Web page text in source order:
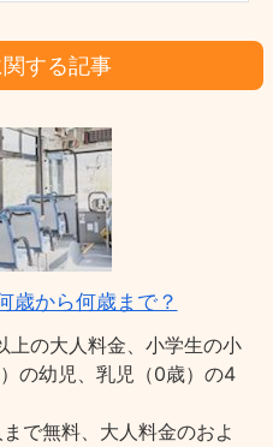
する記事
歳から何歳まで？
上の大人料金、小学生の小
の幼児、乳児（0歳）の4
で無料、大人料金のおよ